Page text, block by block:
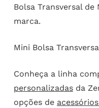
Bolsa Transversal
marca.
Mini Bolsa
Conheça a linha
personalizadasda
opções de